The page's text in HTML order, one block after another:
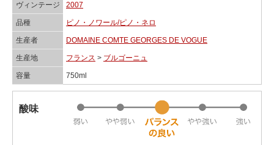
ヴィンテージ 2007
品種 ピノ・ノワール/ピノ・ネロ
生産者 DOMAINE COMTE GEORGES DE VOGUE
生産地 フランス > ブルゴーニュ
容量 750ml
酸味